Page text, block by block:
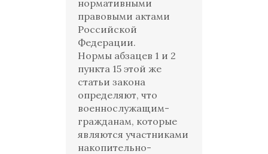
нормативными
правовыми актами
Российской
Федерации.
Нормы абзацев 1 и 2
пункта 15 этой же
статьи закона
определяют, что
военнослужащим-
гражданам, которые
являются участниками
накопительно-